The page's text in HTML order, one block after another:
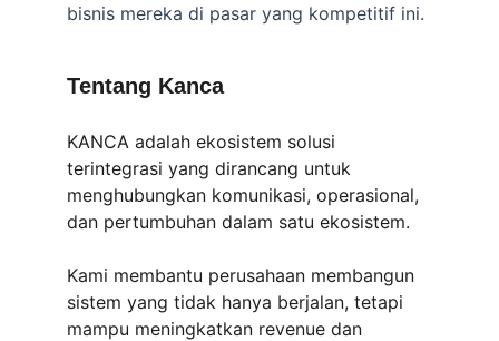
bisnis mereka di pasar yang kompetitif ini.
Tentang Kanca
KANCA adalah ekosistem solusi
terintegrasi yang dirancang untuk
menghubungkan komunikasi, operasional,
dan pertumbuhan dalam satu ekosistem.
Kami membantu perusahaan membangun
sistem yang tidak hanya berjalan, tetapi
mampu meningkatkan revenue dan